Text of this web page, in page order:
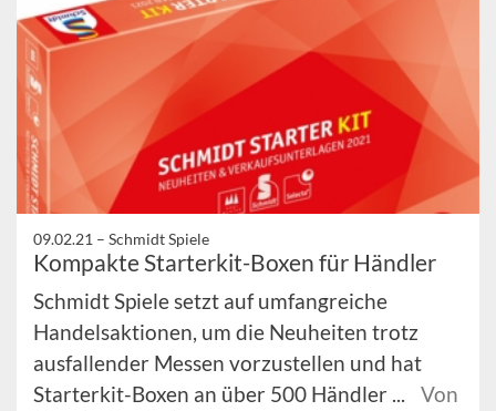
09.02.21 – Schmidt Spiele
Kompakte Starterkit-Boxen für Händler
Schmidt Spiele setzt auf umfangreiche
Handelsaktionen, um die Neuheiten trotz
ausfallender Messen vorzustellen und hat
Starterkit-Boxen an über 500 Händler ...
Von